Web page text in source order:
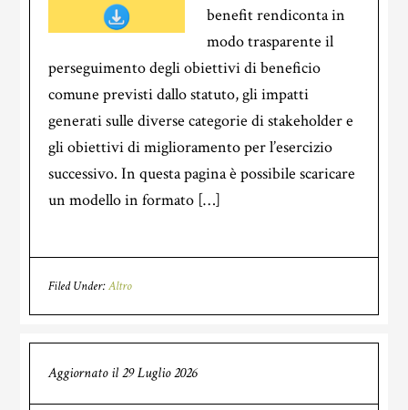
benefit rendiconta in
modo trasparente il
perseguimento degli obiettivi di beneficio
comune previsti dallo statuto, gli impatti
generati sulle diverse categorie di stakeholder e
gli obiettivi di miglioramento per l’esercizio
successivo. In questa pagina è possibile scaricare
un modello in formato […]
Filed Under:Altro
Aggiornato il29 Luglio 2026